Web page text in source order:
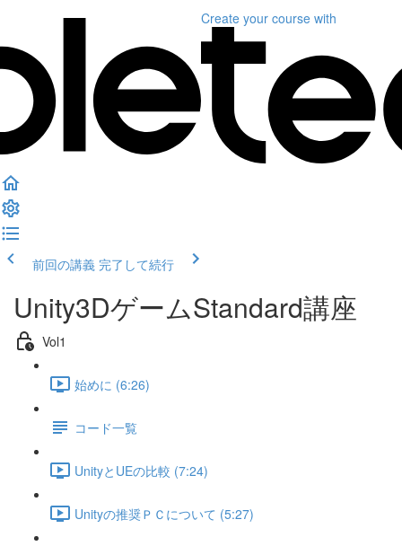
Create your course with
前回の講義 完了して続行
Unity3DゲームStandard講座
Vol1
始めに (6:26)
コード一覧
UnityとUEの比較 (7:24)
Unityの推奨ＰＣについて (5:27)